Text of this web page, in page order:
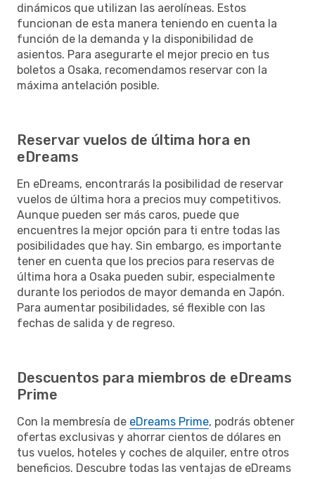
dinámicos que utilizan las aerolíneas. Estos
funcionan de esta manera teniendo en cuenta la
función de la demanda y la disponibilidad de
asientos. Para asegurarte el mejor precio en tus
boletos a Osaka, recomendamos reservar con la
máxima antelación posible.
Reservar vuelos de última hora en
eDreams
En eDreams, encontrarás la posibilidad de reservar
vuelos de última hora a precios muy competitivos.
Aunque pueden ser más caros, puede que
encuentres la mejor opción para ti entre todas las
posibilidades que hay. Sin embargo, es importante
tener en cuenta que los precios para reservas de
última hora a Osaka pueden subir, especialmente
durante los periodos de mayor demanda en Japón.
Para aumentar posibilidades, sé flexible con las
fechas de salida y de regreso.
Descuentos para miembros de eDreams
Prime
Con la membresía de eDreams Prime, podrás obtener
ofertas exclusivas y ahorrar cientos de dólares en
tus vuelos, hoteles y coches de alquiler, entre otros
beneficios. Descubre todas las ventajas de eDreams